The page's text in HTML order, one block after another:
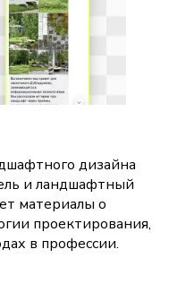
дизайна
и ландшафтный
материалы о
проектирования,
в профессии.